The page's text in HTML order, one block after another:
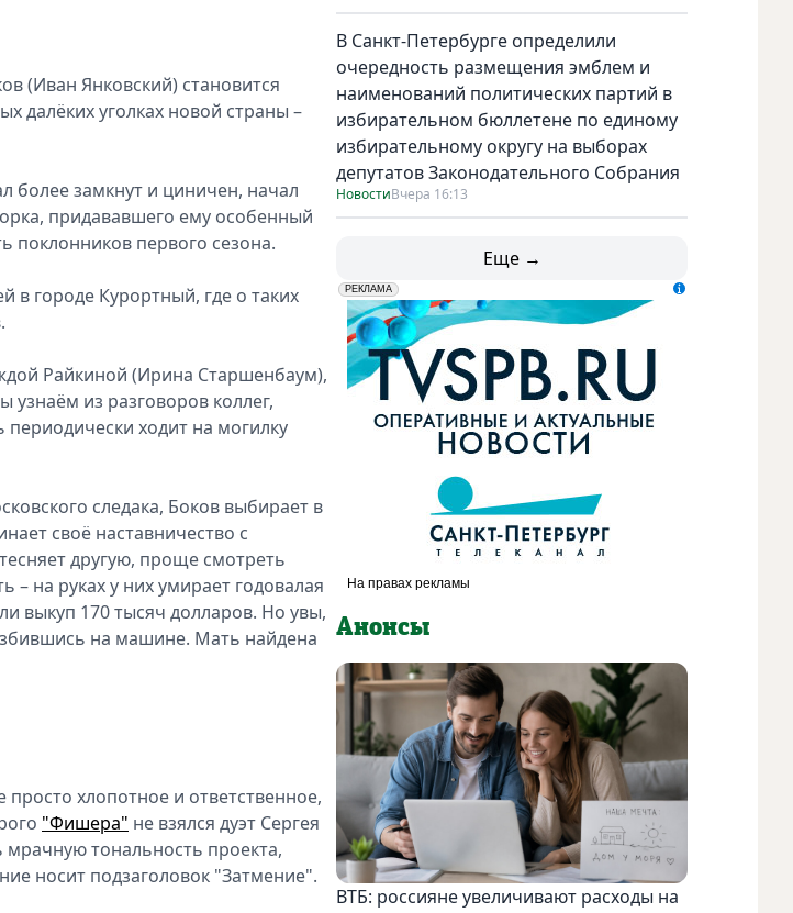
(Иван Янковский) становится
далёких уголках новой страны –
более замкнут и циничен, начал
придававшего ему особенный
поклонников первого сезона.
в городе Курортный, где о таких
Райкиной (Ирина Старшенбаум),
из разговоров коллег,
ходит на могилку
следака, Боков выбирает в
своё наставничество с
другую, проще смотреть
– на руках у них умирает годовалая
выкуп 170 тысяч долларов. Но увы,
на машине. Мать найдена
хлопотное и ответственное,
"Фишера" не взялся дуэт Сергея
тональность проекта,
носит подзаголовок "Затмение".
В Санкт-Петербурге определили
очередность размещения эмблем и
наименований политических партий в
избирательном бюллетене по единому
избирательному округу на выборах
депутатов Законодательного Собрания
НовостиВчера 16:13
Еще →
erid: LdtCK5udn
РЕКЛАМА
АО "ГАТР", ИНН: 7841320717
Анонсы
ВТБ: россияне увеличивают расходы на